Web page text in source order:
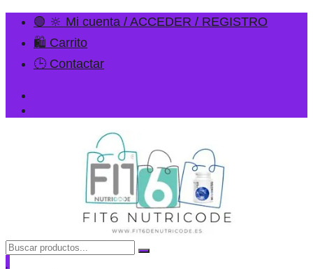
🟢 🔆 Mi cuenta / ACCEDER / REGISTRO
🛍️ Carrito
🕒 Contactar